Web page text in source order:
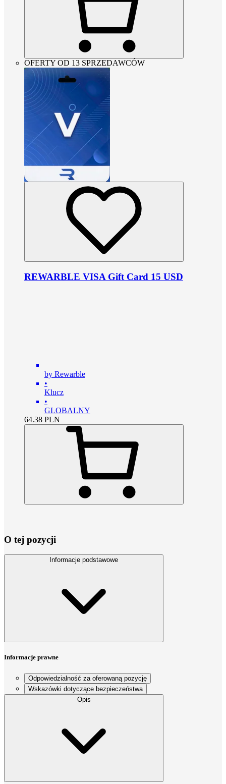
OFERTY OD 13 SPRZEDAWCÓW
REWARBLE VISA Gift Card 15 USD
by Rewarble
•
Klucz
•
GLOBALNY
64.38 PLN
O tej pozycji
Informacje podstawowe
Informacje prawne
Odpowiedzialność za oferowaną pozycję
Wskazówki dotyczące bezpieczeństwa
Opis